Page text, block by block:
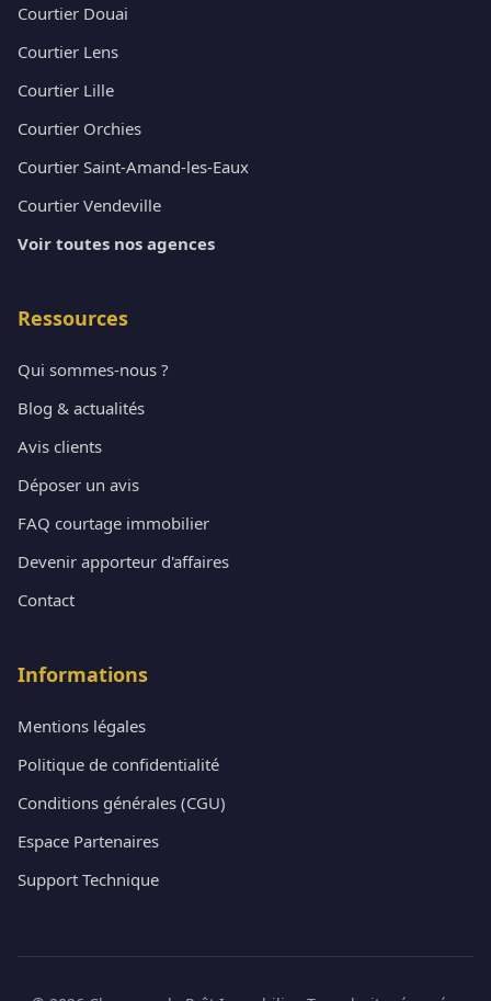
Courtier Douai
Courtier Lens
Courtier Lille
Courtier Orchies
Courtier Saint-Amand-les-Eaux
Courtier Vendeville
Voir toutes nos agences
Ressources
Qui sommes-nous ?
Blog & actualités
Avis clients
Déposer un avis
FAQ courtage immobilier
Devenir apporteur d'affaires
Contact
Informations
Mentions légales
Politique de confidentialité
Conditions générales (CGU)
Espace Partenaires
Support Technique